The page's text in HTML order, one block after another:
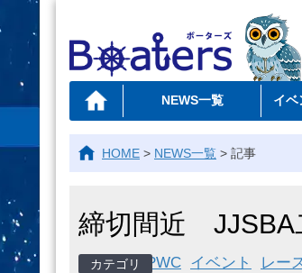
NEWS一覧 イベ
HOME > NEWS一覧 > 記事
締切間近 JJSBA
PWC イベント レー